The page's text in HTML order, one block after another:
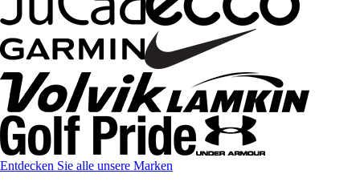
Entdecken Sie alle unsere Marken